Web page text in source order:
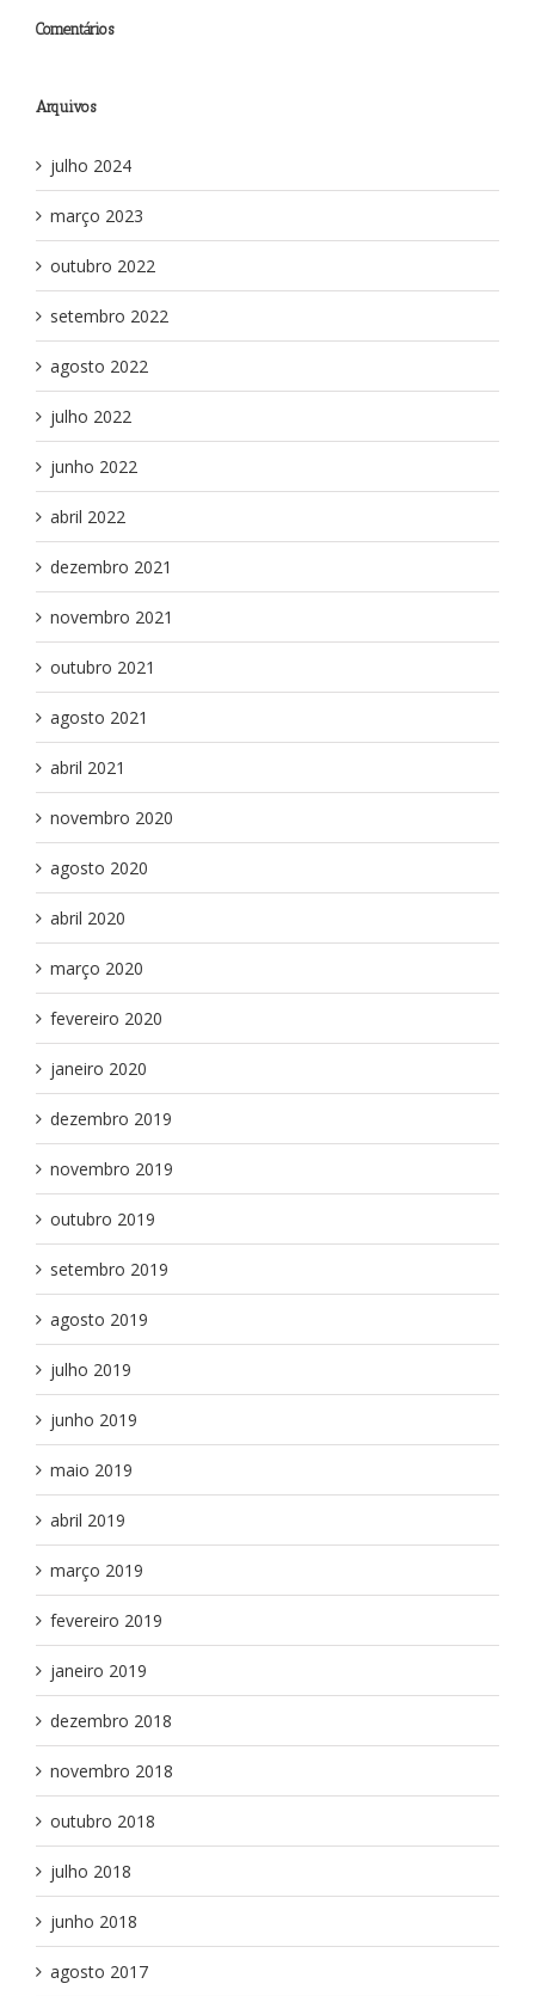
Comentários
Arquivos
julho 2024
março 2023
outubro 2022
setembro 2022
agosto 2022
julho 2022
junho 2022
abril 2022
dezembro 2021
novembro 2021
outubro 2021
agosto 2021
abril 2021
novembro 2020
agosto 2020
abril 2020
março 2020
fevereiro 2020
janeiro 2020
dezembro 2019
novembro 2019
outubro 2019
setembro 2019
agosto 2019
julho 2019
junho 2019
maio 2019
abril 2019
março 2019
fevereiro 2019
janeiro 2019
dezembro 2018
novembro 2018
outubro 2018
julho 2018
junho 2018
agosto 2017